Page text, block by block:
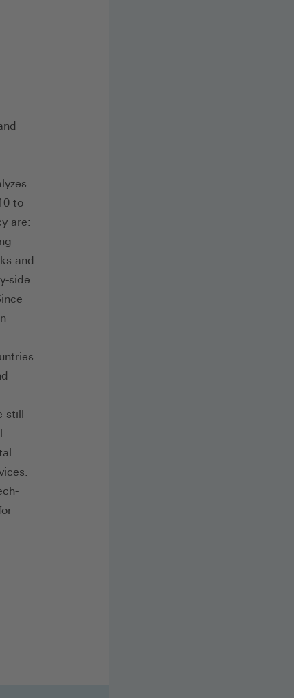
to
are:
and
side
still